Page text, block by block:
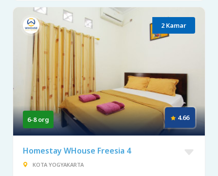
2 Kamar
6-8 org 4.66
Homestay WHouse Freesia 4
KOTA YOGYAKARTA